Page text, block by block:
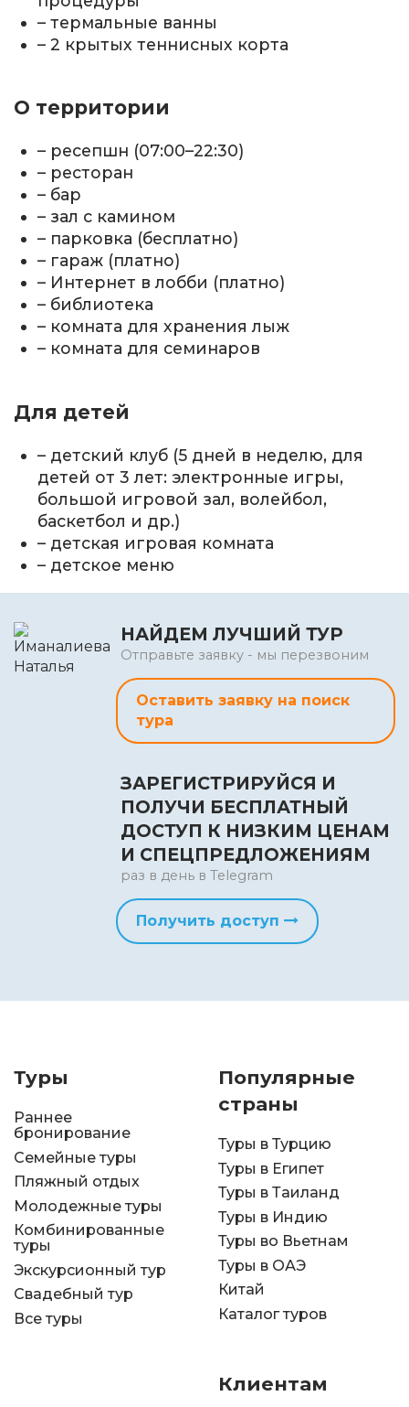
– термальные ванны
– 2 крытых теннисных корта
О территории
– ресепшн (07:00–22:30)
– ресторан
– бар
– зал с камином
– парковка (бесплатно)
– гараж (платно)
– Интернет в лобби (платно)
– библиотека
– комната для хранения лыж
– комната для семинаров
Для детей
– детский клуб (5 дней в неделю, для
детей от 3 лет: электронные игры,
большой игровой зал, волейбол,
баскетбол и др.)
– детская игровая комната
– детское меню
НАЙДЕМ ЛУЧШИЙ ТУР
Отправьте заявку - мы перезвоним
Оставить заявку на поиск
тура
ЗАРЕГИСТРИРУЙСЯ И
ПОЛУЧИ БЕСПЛАТНЫЙ
ДОСТУП К НИЗКИМ ЦЕНАМ
И СПЕЦПРЕДЛОЖЕНИЯМ
раз в день в Telegram
Получить доступ
Туры
Раннее
бронирование
Семейные туры
Пляжный отдых
Молодежные туры
Комбинированные
туры
Экскурсионный тур
Свадебный тур
Все туры
Популярные
страны
Туры в Турцию
Туры в Египет
Туры в Таиланд
Туры в Индию
Туры во Вьетнам
Туры в ОАЭ
Китай
Каталог туров
Клиентам